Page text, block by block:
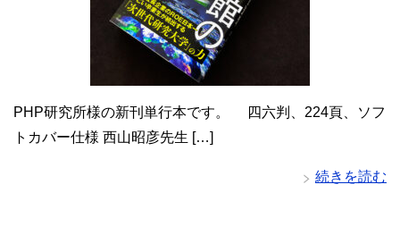
PHP研究所様の新刊単行本です。 四六判、224頁、ソフ
トカバー仕様 西山昭彦先生 […]
続きを読む